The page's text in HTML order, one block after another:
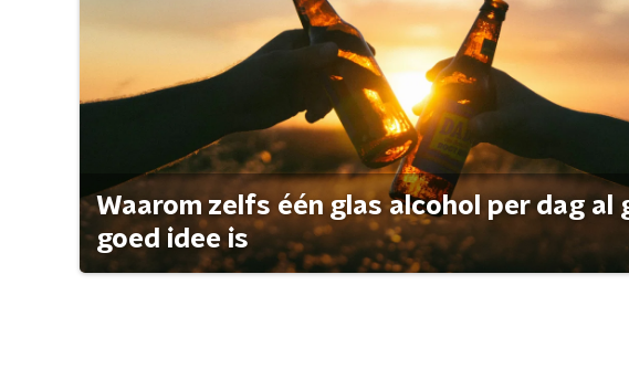
Waarom zelfs één glas alcohol per dag al
goed idee is